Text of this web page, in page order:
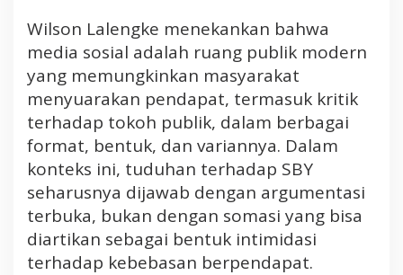
Wilson Lalengke menekankan bahwa
media sosial adalah ruang publik modern
yang memungkinkan masyarakat
menyuarakan pendapat, termasuk kritik
terhadap tokoh publik, dalam berbagai
format, bentuk, dan variannya. Dalam
konteks ini, tuduhan terhadap SBY
seharusnya dijawab dengan argumentasi
terbuka, bukan dengan somasi yang bisa
diartikan sebagai bentuk intimidasi
terhadap kebebasan berpendapat.